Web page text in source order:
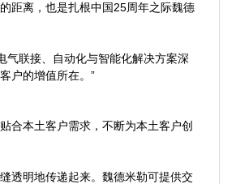
距离，也是扎根中国25周年之际魏德
气联接、自动化与智能化解决方案深
户的增值所在。”
合本土客户需求，不断为本土客户创
透明地传递起来。魏德米勒可提供交